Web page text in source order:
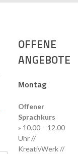
OFFENE
ANGEBOTE
Montag
Offener
Sprachkurs
» 10.00 – 12.00
Uhr //
KreativWerk //